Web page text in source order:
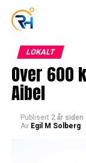
LOKALT
Over 600
Aibel
Publisert 2 år siden
Av Egil M Solberg